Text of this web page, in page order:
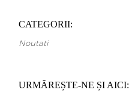
CATEGORII:
Noutati
URMĂREȘTE-NE ȘI AICI: